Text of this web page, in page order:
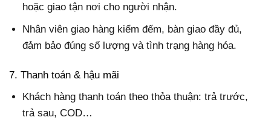
hoặc giao tận nơi cho người nhận.
Nhân viên giao hàng kiểm đếm, bàn giao đầy đủ,
đảm bảo đúng số lượng và tình trạng hàng hóa.
7. Thanh toán & hậu mãi
Khách hàng thanh toán theo thỏa thuận: trả trước,
trả sau, COD…